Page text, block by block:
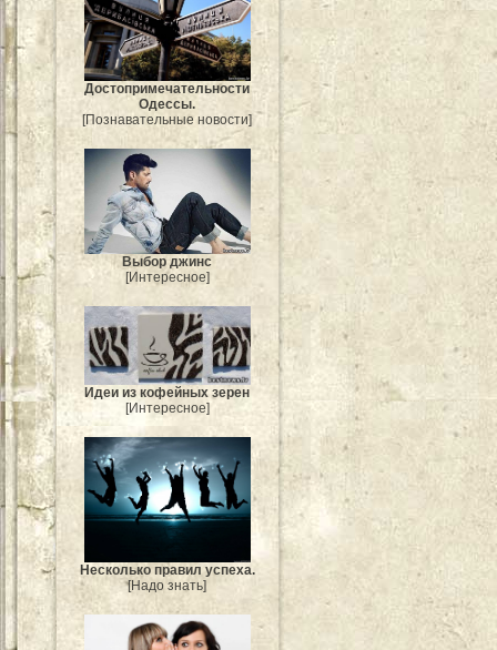
Достопримечательности
Одессы.
[Познавательные новости]
Выбор джинс
[Интересное]
Идеи из кофейных зерен
[Интересное]
Несколько правил успеха.
[Надо знать]